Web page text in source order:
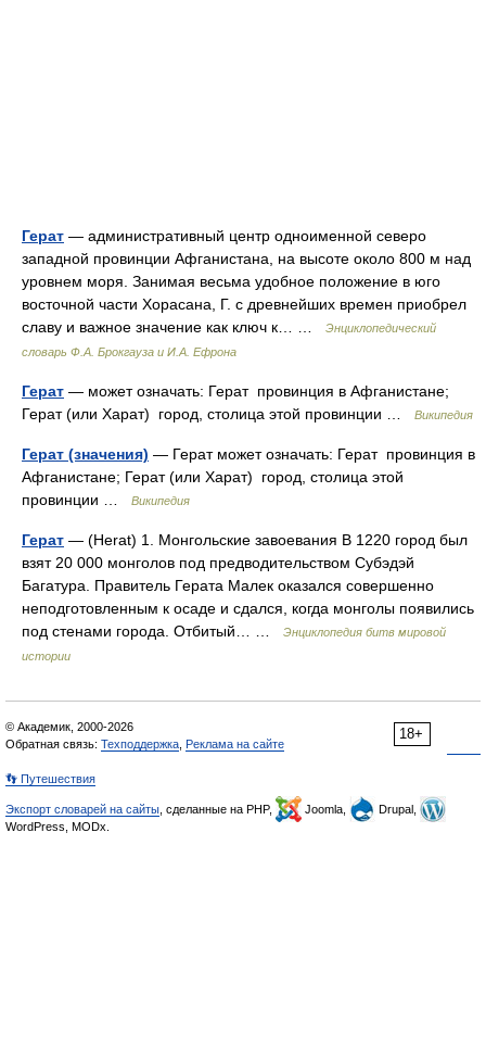
Герат — административный центр одноименной северо
западной провинции Афганистана, на высоте около 800 м над
уровнем моря. Занимая весьма удобное положение в юго
восточной части Хорасана, Г. с древнейших времен приобрел
славу и важное значение как ключ к… …
Энциклопедический
словарь Ф.А. Брокгауза и И.А. Ефрона
Герат — может означать: Герат провинция в Афганистане;
Герат (или Харат) город, столица этой провинции …
Википедия
Герат (значения) — Герат может означать: Герат провинция в
Афганистане; Герат (или Харат) город, столица этой
провинции …
Википедия
Герат — (Herat) 1. Монгольские завоевания В 1220 город был
взят 20 000 монголов под предводительством Субэдэй
Багатура. Правитель Герата Малек оказался совершенно
неподготовленным к осаде и сдался, когда монголы появились
под стенами города. Отбитый… …
Энциклопедия битв мировой
истории
18+
© Академик, 2000-2026
Обратная связь: Техподдержка Реклама на сайте
👣 Путешествия
Экспорт словарей на сайты , сделанные на PHP, Joomla,
Drupal,
WordPress, MODx.